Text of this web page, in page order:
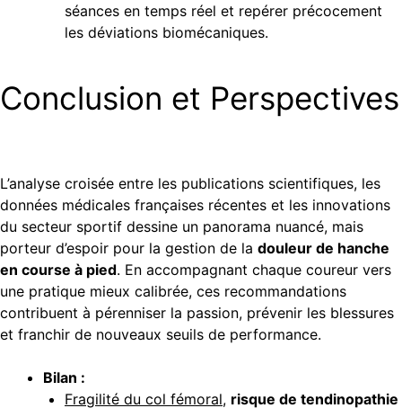
séances en temps réel et repérer précocement
les déviations biomécaniques.
Conclusion et Perspectives
L’analyse croisée entre les publications scientifiques, les
données médicales françaises récentes et les innovations
du secteur sportif dessine un panorama nuancé, mais
porteur d’espoir pour la gestion de la douleur de hanche
en course à pied. En accompagnant chaque coureur vers
une pratique mieux calibrée, ces recommandations
contribuent à pérenniser la passion, prévenir les blessures
et franchir de nouveaux seuils de performance.
Bilan :
Fragilité du col fémoral, risque de tendinopathie